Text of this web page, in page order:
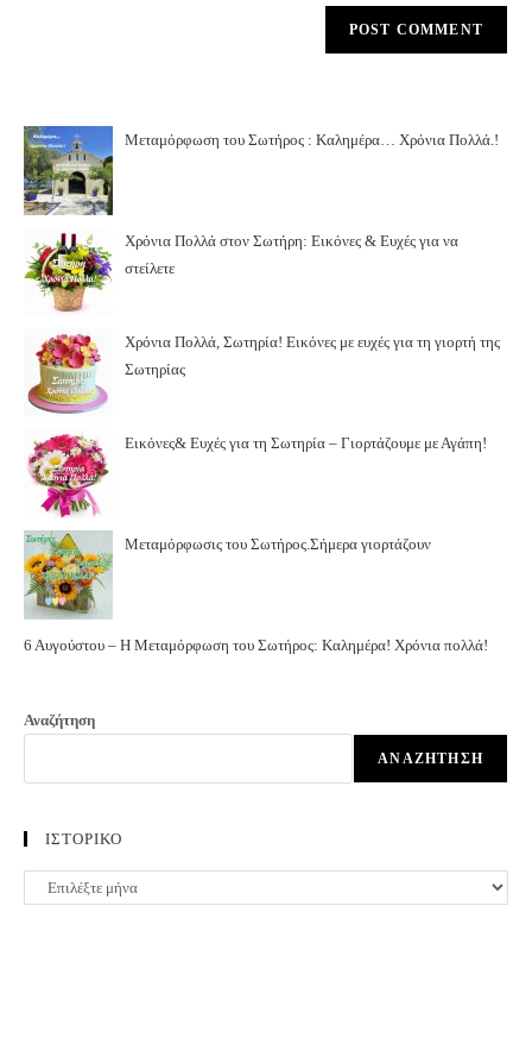
Μεταμόρφωση του Σωτήρος : Καλημέρα… Χρόνια Πολλά.!
Χρόνια Πολλά στον Σωτήρη: Εικόνες & Ευχές για να
στείλετε
Χρόνια Πολλά, Σωτηρία! Εικόνες με ευχές για τη γιορτή της
Σωτηρίας
Εικόνες& Ευχές για τη Σωτηρία – Γιορτάζουμε με Αγάπη!
Μεταμόρφωσις του Σωτήρος.Σήμερα γιορτάζουν
6 Αυγούστου – Η Μεταμόρφωση του Σωτήρος: Καλημέρα! Χρόνια πολλά!
Αναζήτηση
ΑΝΑΖΉΤΗΣΗ
ΙΣΤΟΡΙΚΟ
ΙΣΤΟΡΙΚΟ